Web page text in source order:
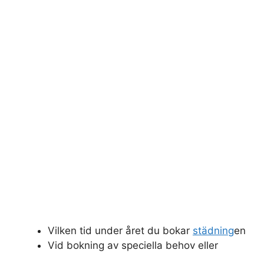
Vilken tid under året du bokar städningen
Vid bokning av speciella behov eller